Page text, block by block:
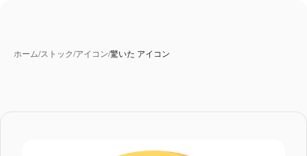
ホーム/ストック/アイコン/驚いた アイコン